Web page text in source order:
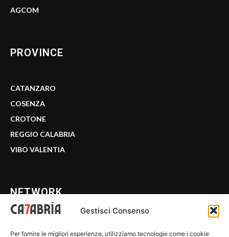
Gestisci Consenso
Per fornire le migliori esperienze, utilizziamo tecnologie come i cookie
AGCOM
PROVINCE
CATANZARO
COSENZA
CROTONE
REGGIO CALABRIA
VIBO VALENTIA
NETWORK